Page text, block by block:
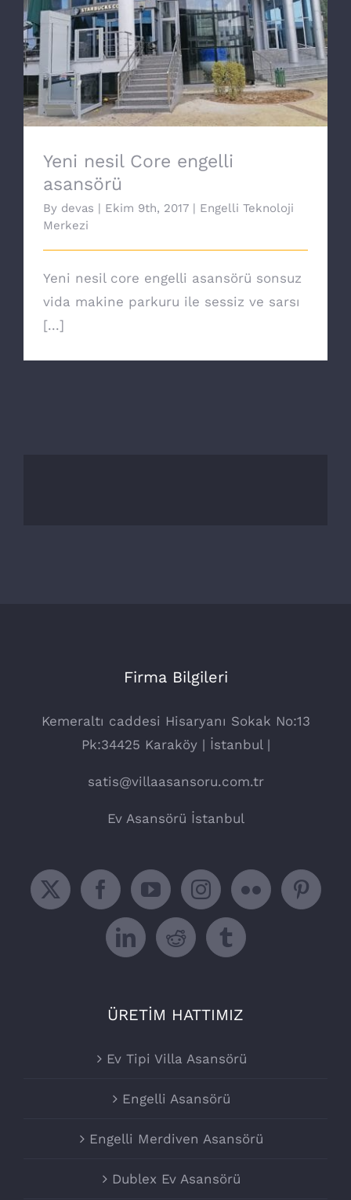
Yeni nesil Core engelli asansörü
Yeni nesil Core engelli
asansörü
By devas | Ekim 9th, 2017 | Engelli Teknoloji
Merkezi
Yeni nesil core engelli asansörü sonsuz
vida makine parkuru ile sessiz ve sarsı
[...]
Firma Bilgileri
Kemeraltı caddesi Hisaryanı Sokak No:13
Pk:34425 Karaköy | İstanbul |
satis@villaasansoru.com.tr
Ev Asansörü İstanbul
ÜRETİM HATTIMIZ
Ev Tipi Villa Asansörü
Engelli Asansörü
Engelli Merdiven Asansörü
Dublex Ev Asansörü